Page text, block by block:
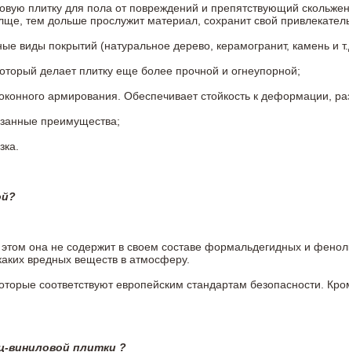
плитку для пола от повреждений и препятствующий
тем дольше прослужит материал, сохранит свой
виды покрытий (натуральное дерево, керамогранит, камень и
делает плитку еще более прочной и огнеупорной;
армирования. Обеспечивает стойкость к деформации,
преимущества;
она не содержит в своем составе формальдегидных и
вредных веществ в атмосферу.
соответствуют европейским стандартам безопасности.
виниловой плитки ?